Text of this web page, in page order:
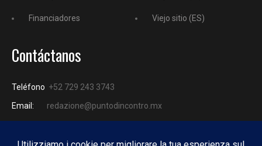
Financiadores Viejo sitio (ES)
Contáctanos
Teléfono +52 729 243 3743
Email:
redazione@puntodincontro.mx